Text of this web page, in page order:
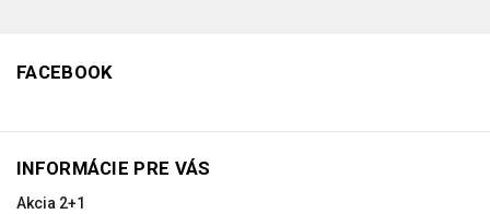
FACEBOOK
INFORMÁCIE PRE VÁS
Akcia 2+1